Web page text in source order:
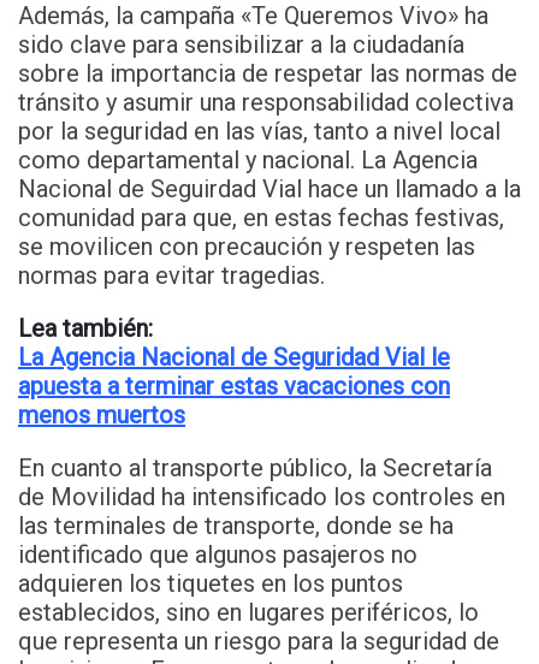
Además, la campaña «Te Queremos Vivo» ha
sido clave para sensibilizar a la ciudadanía
sobre la importancia de respetar las normas de
tránsito y asumir una responsabilidad colectiva
por la seguridad en las vías, tanto a nivel local
como departamental y nacional. La Agencia
Nacional de Seguirdad Vial hace un llamado a la
comunidad para que, en estas fechas festivas,
se movilicen con precaución y respeten las
normas para evitar tragedias.
Lea también:
La Agencia Nacional de Seguridad Vial le
apuesta a terminar estas vacaciones con
menos muertos
En cuanto al transporte público, la Secretaría
de Movilidad ha intensificado los controles en
las terminales de transporte, donde se ha
identificado que algunos pasajeros no
adquieren los tiquetes en los puntos
establecidos, sino en lugares periféricos, lo
que representa un riesgo para la seguridad de